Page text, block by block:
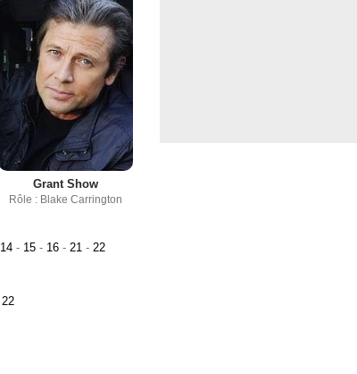
Grant Show
Rôle : Blake Carrington
14 - 15 - 16 - 21 - 22
22